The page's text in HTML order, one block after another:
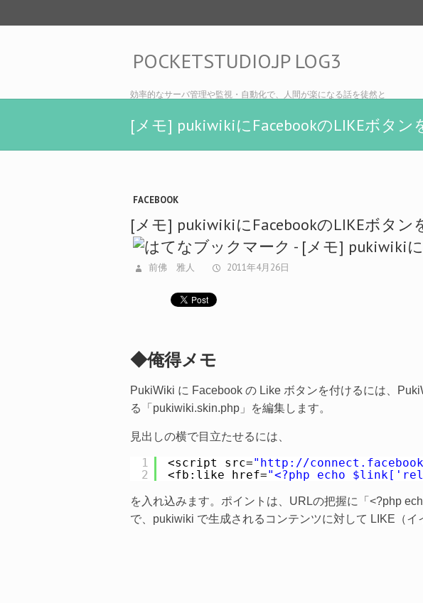
POCKETSTUDIO.JP LOG3
効率的なサーバ管理や監視・自動化で、人間が楽になる話を徒然と
[メモ] pukiwikiにFacebookのLIKEボタン
FACEBOOK
[メモ] pukiwikiにFacebookのLIKEボタン
前佛 雅人 2011年4月26日
◆俺得メモ
PukiWiki に Facebook の Like ボタンを付けるには、
る「pukiwiki.skin.php」を編集します。
見出しの横で目立たせるには、
1
2
<script src="http://
<fb:like href="<?php echo
を入れ込みます。ポイントは、URLの把握に「<?php
で、pukiwiki で生成されるコンテンツに対して LIKE（イ